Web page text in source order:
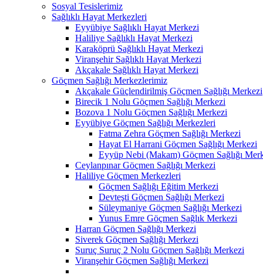
Sosyal Tesislerimiz
Sağlıklı Hayat Merkezleri
Eyyübiye Sağlıklı Hayat Merkezi
Haliliye Sağlıklı Hayat Merkezi
Karaköprü Sağlıklı Hayat Merkezi
Viranşehir Sağlıklı Hayat Merkezi
Akçakale Sağlıklı Hayat Merkezi
Göçmen Sağlığı Merkezlerimiz
Akçakale Güçlendirilmiş Göçmen Sağlığı Merkezi
Birecik 1 Nolu Göçmen Sağlığı Merkezi
Bozova 1 Nolu Göçmen Sağlığı Merkezi
Eyyübiye Göçmen Sağlığı Merkezleri
Fatma Zehra Göçmen Sağlığı Merkezi
Hayat El Harrani Göçmen Sağlığı Merkezi
Eyyüp Nebi (Makam) Göçmen Sağlığı
Ceylanpınar Göçmen Sağlığı Merkezi
Haliliye Göçmen Merkezleri
Göçmen Sağlığı Eğitim Merkezi
Devteşti Göçmen Sağlığı Merkezi
Süleymaniye Göçmen Sağlığı Merkezi
Yunus Emre Göçmen Sağlık Merkezi
Harran Göçmen Sağlığı Merkezi
Siverek Göçmen Sağlığı Merkezi
Suruç Suruç 2 Nolu Göçmen Sağlığı Merkezi
Viranşehir Göçmen Sağlığı Merkezi